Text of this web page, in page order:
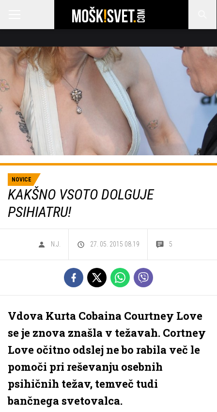
NOVICE
KAKŠNO VSOTO DOLGUJE
PSIHIATRU!
N.J. 27. 05. 2015 08.19 5
Vdova Kurta Cobaina Courtney Love
se je znova znašla v težavah. Cortney
Love očitno odslej ne bo rabila več le
pomoči pri reševanju osebnih
psihičnih težav, temveč tudi
bančnega svetovalca.